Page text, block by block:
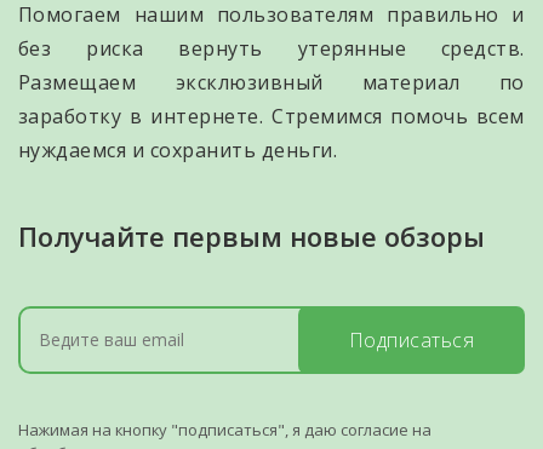
Помогаем нашим пользователям правильно и
без риска вернуть утерянные средств.
Размещаем эксклюзивный материал по
заработку в интернете. Стремимся помочь всем
нуждаемся и сохранить деньги.
Получайте первым новые обзоры
Подписаться
Нажимая на кнопку "подписаться", я даю согласие на